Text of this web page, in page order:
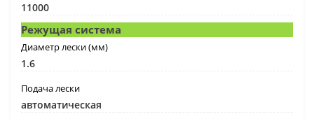
11000
Режущая система
Диаметр лески (мм)
1.6
Подача лески
автоматическая